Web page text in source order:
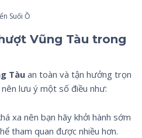
Suối Ồ
Vũng Tàu trong
Tàuan toàn và tận hưởng trọn
lưu ý một số điều như:
xa nên bạn hãy khởi hành sớm
tham quan được nhiều hơn.